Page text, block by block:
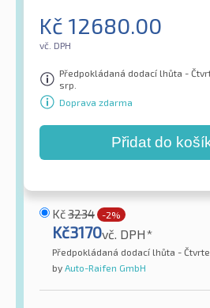
Kč 12680.00
vč. DPH
Předpokládaná dodací lhůta -
srp.
Doprava zdarma
Přidat do
Kč3234 -2%
Kč3170vč. DPH*
Předpokládaná dodací lhůta -
by Auto-Raifen GmbH